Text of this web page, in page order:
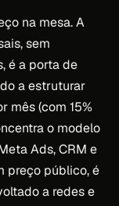
na mesa. A
sem
é a porta de
a estruturar
mês (com 15%
o modelo
Ads, CRM e
preço público, é
a redes e